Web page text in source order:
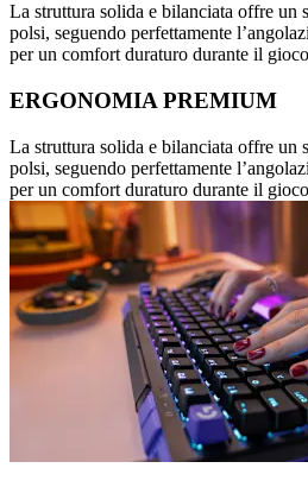
La struttura solida e bilanciata offre un
polsi, seguendo perfettamente
per un comfort duraturo durante il
ERGONOMIA PREMIUM
La struttura solida e bilanciata offre un
polsi, seguendo perfettamente
per un comfort duraturo durante il